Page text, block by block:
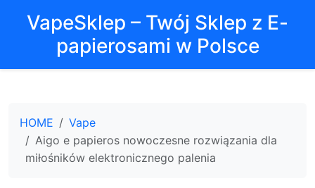
VapeSklep – Twój Sklep z E-
papierosami w Polsce
HOME
Vape
Aigo e papieros nowoczesne rozwiązania dla
miłośników elektronicznego palenia